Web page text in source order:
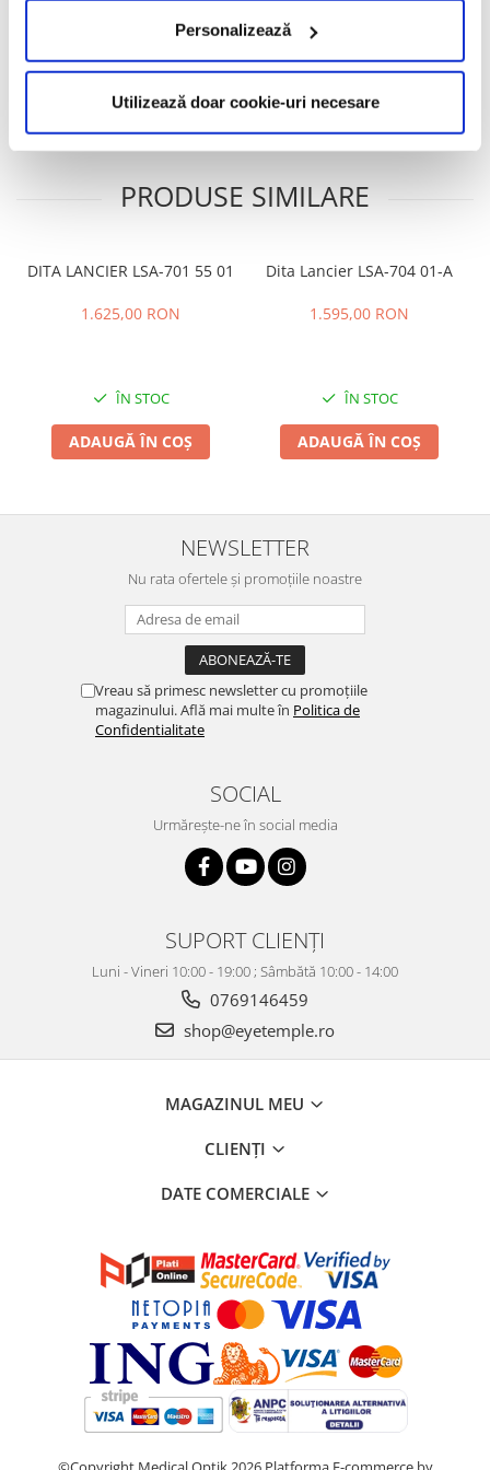
Personalizează
Utilizează doar cookie-uri necesare
Informatii conformitate produs
(0)
PRODUSE SIMILARE
DITA LANCIER LSA-701 55 01
1.625,00 RON
ÎN STOC
ADAUGĂ ÎN COȘ
Dita Lancier LSA-704 01-A
1.595,00 RON
ÎN STOC
ADAUGĂ ÎN COȘ
NEWSLETTER
Nu rata ofertele și promoțiile noastre
Vreau să primesc newsletter cu promoțiile
magazinului. Află mai multe în Politica de
Confidentialitate
SOCIAL
Urmărește-ne în social media
SUPORT CLIENȚI
Luni - Vineri 10:00 - 19:00 ; Sâmbătă 10:00 - 14:00
0769146459
shop@eyetemple.ro
MAGAZINUL MEU
CLIENȚI
DATE COMERCIALE